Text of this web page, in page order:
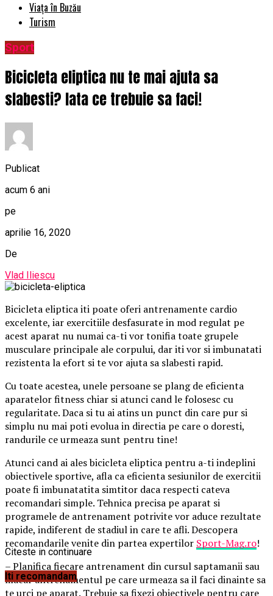
Viața în Buzău
Turism
Sport
Bicicleta eliptica nu te mai ajuta sa
slabesti? Iata ce trebuie sa faci!
Publicat
acum 6 ani
pe
aprilie 16, 2020
De
Vlad Iliescu
Bicicleta eliptica iti poate oferi antrenamente cardio
excelente, iar exercitiile desfasurate in mod regulat pe
acest aparat nu numai ca-ti vor tonifia toate grupele
musculare principale ale corpului, dar iti vor si imbunatati
rezistenta la efort si te vor ajuta sa slabesti rapid.
Cu toate acestea, unele persoane se plang de eficienta
aparatelor fitness chiar si atunci cand le folosesc cu
regularitate. Daca si tu ai atins un punct din care pur si
simplu nu mai poti evolua in directia pe care o doresti,
randurile ce urmeaza sunt pentru tine!
Atunci cand ai ales bicicleta eliptica pentru a-ti indeplini
obiectivele sportive, afla ca eficienta sesiunilor de exercitii
poate fi imbunatatita simtitor daca respecti cateva
recomandari simple. Tehnica precisa pe aparat si
programele de antrenament potrivite vor aduce rezultate
rapide, indiferent de stadiul in care te afli. Descopera
recomandarile venite din partea expertilor Sport-Mag.ro!
– Planifica fiecare antrenament din cursul saptamanii sau
macar antrenamentul pe care urmeaza sa il faci dinainte sa
te urci pe aparat. Trebuie sa fixezi obiectivele pentru care
Citeste in continuare
Iti recomandam